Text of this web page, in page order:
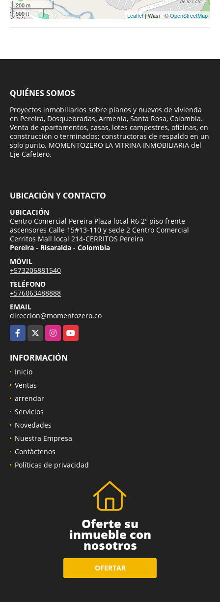
200 m
500 ft
Leaflet| Wasi - ©OpenStreetMap
QUIÉNES SOMOS
Proyectos inmobiliarios sobre planos y nuevos de vivienda
en Pereira, Dosquebradas, Armenia, Santa Rosa, Colombia.
Venta de apartamentos, casas, lotes campestres, oficinas, en
construcción o terminados; constructoras de respaldo en un
solo punto. MOMENTOZERO LA VITRINA INMOBILIARIA del
Eje Cafetero.
UBICACIÓN Y CONTACTO
UBICACIÓN
Centro Comercial Pereira Plaza local R6 2º piso frente
ascensores Calle 15#13-110 y sede 2 Centro Comercial
Cerritos Mall local 214-CERRITOS Pereira
Pereira - Risaralda - Colombia
MÓVIL
+573206881540
TELÉFONO
+576063488888
EMAIL
direccion@momentozero.co
Facebook
InstagramYouTube
INFORMACIÓN
Inicio
Ventas
arrendar
Servicios
Novedades
Nuestra Empresa
Contáctenos
Políticas de privacidad
Oferte su
inmueble con
nosotros
OFERTAR